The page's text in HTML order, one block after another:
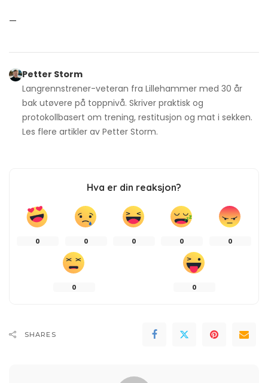
—
Petter Storm
Langrennstrener-veteran fra Lillehammer med 30 år
bak utøvere på toppnivå. Skriver praktisk og
protokollbasert om trening, restitusjon og mat i sekken.
Les flere artikler avPetter Storm.
Hva er din reaksjon?
0 0 0 0 0
0 0
SHARES